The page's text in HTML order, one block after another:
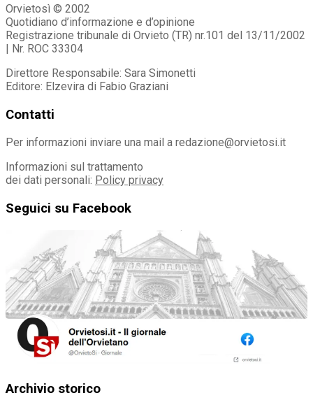
Orvietosì © 2002
Quotidiano d’informazione e d’opinione
Registrazione tribunale di Orvieto (TR) nr.101 del 13/11/2002
| Nr. ROC 33304
Direttore Responsabile: Sara Simonetti
Editore: Elzevira di Fabio Graziani
Contatti
Per informazioni inviare una mail a redazione@orvietosi.it
Informazioni sul trattamento
dei dati personali: Policy privacy
Seguici su Facebook
Archivio storico